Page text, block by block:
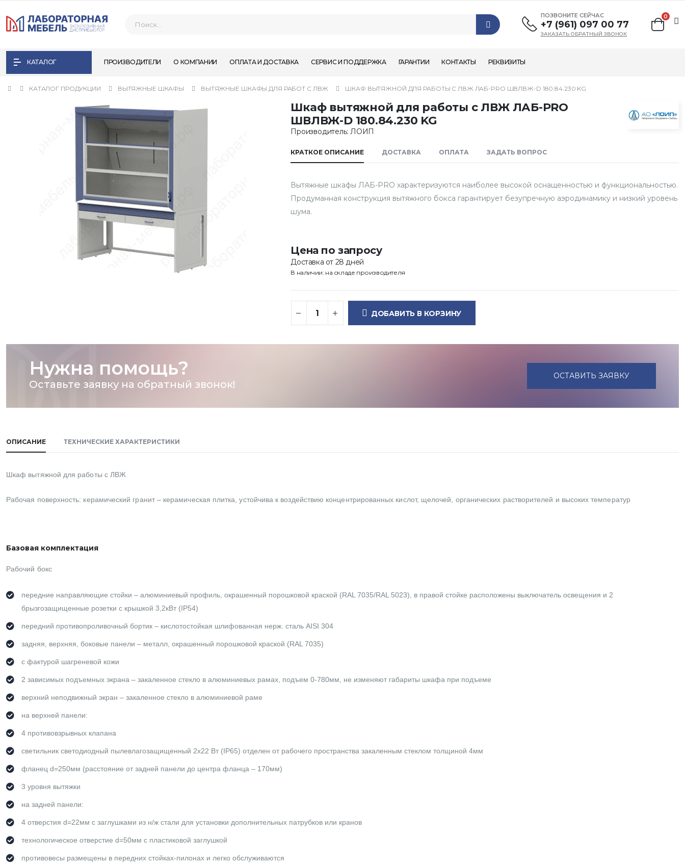
ПОЗВОНИТЕ СЕЙЧАС
+7 (961) 097 00 77
ЗАКАЗАТЬ ОБРАТНЫЙ ЗВОНОК
0
КАТАЛОГ ПРОИЗВОДИТЕЛИ О КОМПАНИИ ОПЛАТА И ДОСТАВКА СЕРВИС И ПОДДЕРЖКА ГАРАНТИИ КОНТАКТЫ РЕКВИЗИТЫ
КАТАЛОГ ПРОДУКЦИИ ВЫТЯЖНЫЕ ШКАФЫ ВЫТЯЖНЫЕ ШКАФЫ ДЛЯ РАБОТ С ЛВЖ ШКАФ ВЫТЯЖНОЙ ДЛЯ РАБОТЫ С ЛВЖ ЛАБ-PRO ШВЛВЖ-D 180.84.230 KG
Шкаф вытяжной для работы с ЛВЖ ЛАБ-PRO
ШВЛВЖ-D 180.84.230 KG
Производитель: ЛОИП
КРАТКОЕ ОПИСАНИЕ ДОСТАВКА ОПЛАТА ЗАДАТЬ ВОПРОС
Вытяжные шкафы ЛАБ-PRO характеризуются наиболее высокой оснащенностью и функциональностью.
Продуманная конструкция вытяжного бокса гарантирует безупречную аэродинамику и низкий уровень
шума.
Цена по запросу
Доставка от 28 дней
В наличии: на складе производителя
ДОБАВИТЬ В КОРЗИНУ
Нужна помощь?
Оставьте заявку на обратный звонок!
ОСТАВИТЬ ЗАЯВКУ
ОПИСАНИЕ ТЕХНИЧЕСКИЕ ХАРАКТЕРИСТИКИ
Шкаф вытяжной для работы с ЛВЖ
Рабочая поверхность: керамический гранит – керамическая плитка, устойчива к воздействию концентрированных кислот, щелочей, органических растворителей и высоких температур
Базовая комплектация
Рабочий бокс
передние направляющие стойки – алюминиевый профиль, окрашенный порошковой краской (RAL 7035/RAL 5023), в правой стойке расположены выключатель освещения и 2
брызгозащищенные розетки с крышкой 3,2кВт (IP54)
передний противопроливочный бортик – кислотостойкая шлифованная нерж. сталь AISI 304
задняя, верхняя, боковые панели – металл, окрашенный порошковой краской (RAL 7035)
с фактурой шагреневой кожи
2 зависимых подъемных экрана – закаленное стекло в алюминиевых рамах, подъем 0-780мм, не изменяют габариты шкафа при подъеме
верхний неподвижный экран – закаленное стекло в алюминиевой раме
на верхней панели:
4 противовзрывных клапана
светильник светодиодный пылевлагозащищенный 2х22 Вт (IP65) отделен от рабочего пространства закаленным стеклом толщиной 4мм
фланец d=250мм (расстояние от задней панели до центра фланца – 170мм)
3 уровня вытяжки
на задней панели:
4 отверстия d=22мм с заглушками из н/ж стали для установки дополнительных патрубков или кранов
технологическое отверстие d=50мм с пластиковой заглушкой
противовесы размещены в передних стойках-пилонах и легко обслуживаются